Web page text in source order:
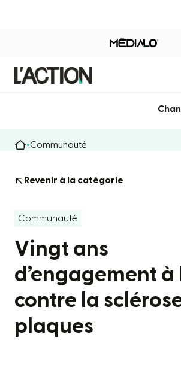
Communauté
Revenir à la catégorie
Communauté
Vingt ans
d’engagement
contre la
plaques